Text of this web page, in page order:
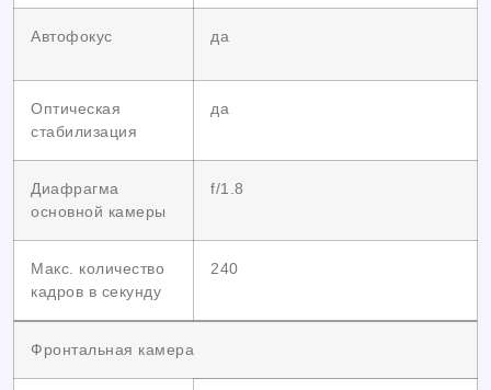
Автофокус да
Оптическая
стабилизация
да
Диафрагма
основной камеры
f/1.8
Макс. количество
кадров в секунду
240
Фронтальная камера